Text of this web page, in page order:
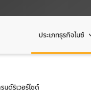
ประเภทธุรกิจไมซ์
นด์ริเวอร์ไซด์